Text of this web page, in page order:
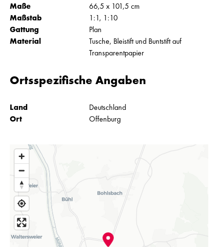
Maße
66,5 x 101,5 cm
Maßstab
1:1, 1:10
Gattung
Plan
Material
Tusche, Bleistift und Buntstift auf
Transparentpapier
Ortsspezifische Angaben
Land
Deutschland
Ort
Offenburg